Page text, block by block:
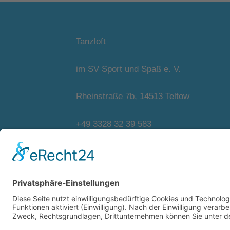
Tanzloft
im SV Sport und Spaß e. V.
Rheinstraße 7b, 14513 Teltow
+49 3328 32 39 583
info@sportundspassev.de
Cookie-Einstellungen